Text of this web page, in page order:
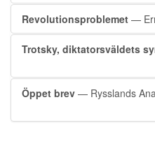
Revolutionsproblemet —
Trotsky, diktatorsväldets
Öppet brev — Rysslands